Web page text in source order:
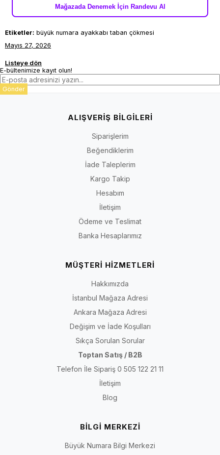
Mağazada Denemek İçin Randevu Al
Etiketler: büyük numara ayakkabı taban çökmesi
Mayıs 27, 2026
Listeye dön
E-bültenimize kayıt olun!
Gönder
ALIŞVERİŞ BİLGİLERİ
Siparişlerim
Beğendiklerim
İade Taleplerim
Kargo Takip
Hesabım
İletişim
Ödeme ve Teslimat
Banka Hesaplarımız
MÜŞTERİ HİZMETLERİ
Hakkımızda
İstanbul Mağaza Adresi
Ankara Mağaza Adresi
Değişim ve İade Koşulları
Sıkça Sorulan Sorular
Toptan Satış / B2B
Telefon İle Sipariş 0 505 122 21 11
İletişim
Blog
BİLGİ MERKEZİ
Büyük Numara Bilgi Merkezi